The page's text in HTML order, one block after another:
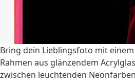
Bring dein Lieblingsfoto mit
Rahmen aus glänzendem
zwischen leuchtenden